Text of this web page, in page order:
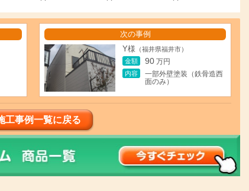
次の事例
Y様 （福井県福井市）
金額
90 万円
内容
一部外壁塗装（鉄骨造西
面のみ）
工事例一覧に戻る